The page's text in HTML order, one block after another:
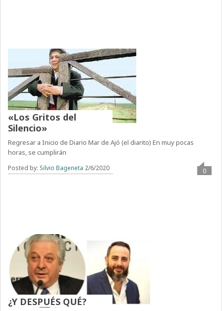
«Los Gritos del
Silencio»
Regresar a Inicio de Diario Mar de Ajó (el diarito) En muy pocas
horas, se cumplirán
Posted by: Silvio Bageneta 2/6/2020 0
¿Y DESPUÉS QUÉ?